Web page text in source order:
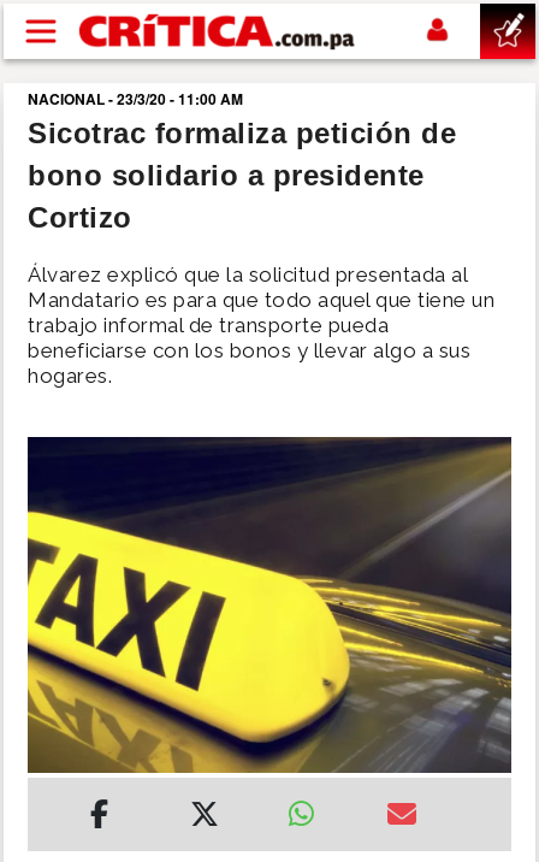
Pasar al contenido principal
buscar
SUCESOS
POLÍTICA
SHOW
MUNDO
INSÓLITAS
MULTIMEDIA
IMPRESO
NACIONAL - 23/3/20 - 11:00 AM
Sicotrac formaliza petición de
bono solidario a presidente
Cortizo
Álvarez explicó que la solicitud presentada al
Mandatario es para que todo aquel que tiene un
trabajo informal de transporte pueda
beneficiarse con los bonos y llevar algo a sus
hogares.